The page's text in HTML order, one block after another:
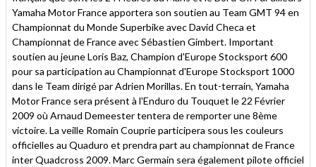
Yamaha Motor France apportera son soutien au Team GMT 94 en
Championnat du Monde Superbike avec David Checa et
Championnat de France avec Sébastien Gimbert. Important
soutien au jeune Loris Baz, Champion d'Europe Stocksport 600
pour sa participation au Championnat d'Europe Stocksport 1000
dans le Team dirigé par Adrien Morillas. En tout-terrain, Yamaha
Motor France sera présent à l'Enduro du Touquet le 22 Février
2009 où Arnaud Demeester tentera de remporter une 8ème
victoire. La veille Romain Couprie participera sous les couleurs
officielles au Quaduro et prendra part au championnat de France
inter Quadcross 2009. Marc Germain sera également pilote officiel